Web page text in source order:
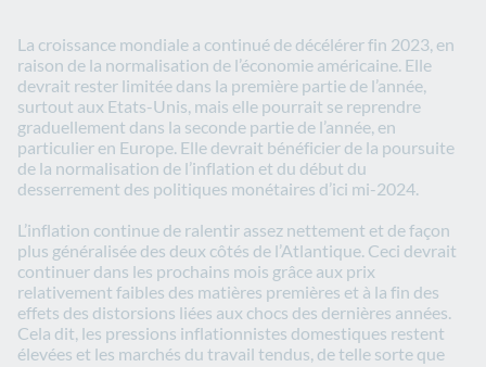
La croissance mondiale a continué de décélérer fin 2023, en
raison de la normalisation de l’économie américaine. Elle
devrait rester limitée dans la première partie de l’année,
surtout aux Etats-Unis, mais elle pourrait se reprendre
graduellement dans la seconde partie de l’année, en
particulier en Europe. Elle devrait bénéficier de la poursuite
de la normalisation de l’inflation et du début du
desserrement des politiques monétaires d’ici mi-2024.
L’inflation continue de ralentir assez nettement et de façon
plus généralisée des deux côtés de l’Atlantique. Ceci devrait
continuer dans les prochains mois grâce aux prix
relativement faibles des matières premières et à la fin des
effets des distorsions liées aux chocs des dernières années.
Cela dit, les pressions inflationnistes domestiques restent
élevées et les marchés du travail tendus, de telle sorte que